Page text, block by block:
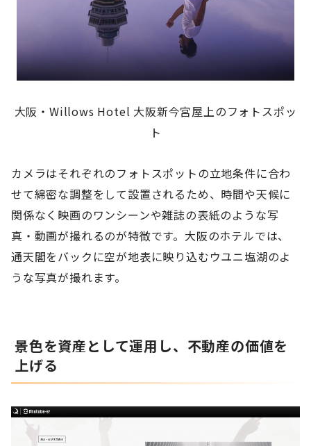
大阪・Willows Hotel 大阪新今宮屋上のフォトスポッ
ト
カメラはそれぞれのフォトスポットの立地条件に合わ
せて綿密な調整をして設置されるため、時間や天候に
関係なく映画のワンシーンや雑誌の表紙のような写
真・動画が撮れるのが特徴です。大阪のホテルでは、
通天閣をバックに空が地表に映り込むウユニ塩湖のよ
うな写真が撮れます。
景色を資産として運用し、不動産の価値を
上げる